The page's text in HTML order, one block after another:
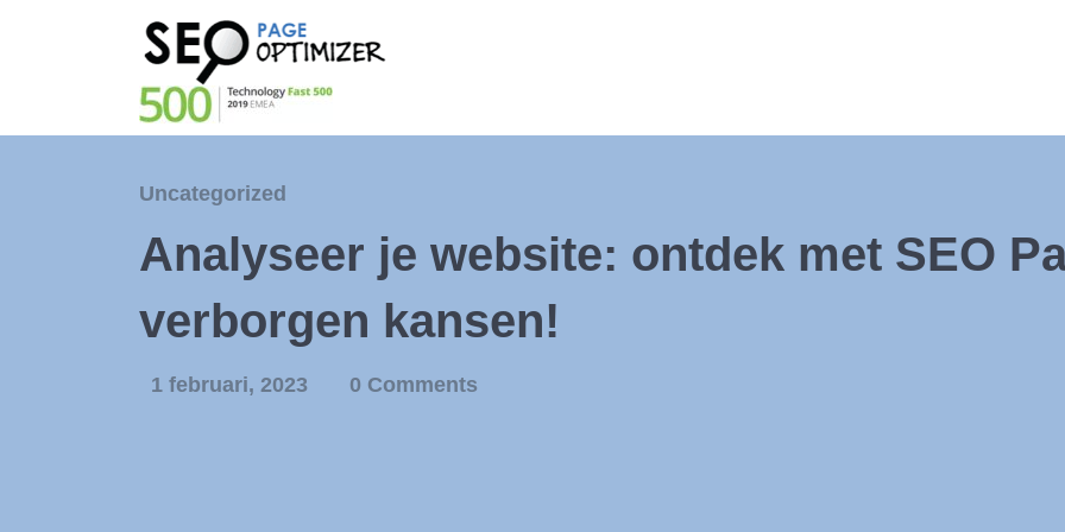
Uncategorized
Analyseer je website: ontdek met SEO
verborgen kansen!
1 februari, 2023 0 Comments